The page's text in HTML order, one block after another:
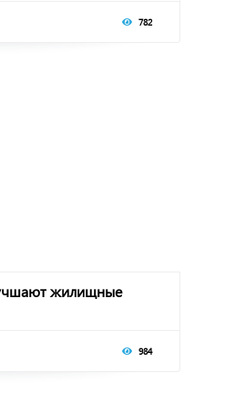
782
жилищные
984